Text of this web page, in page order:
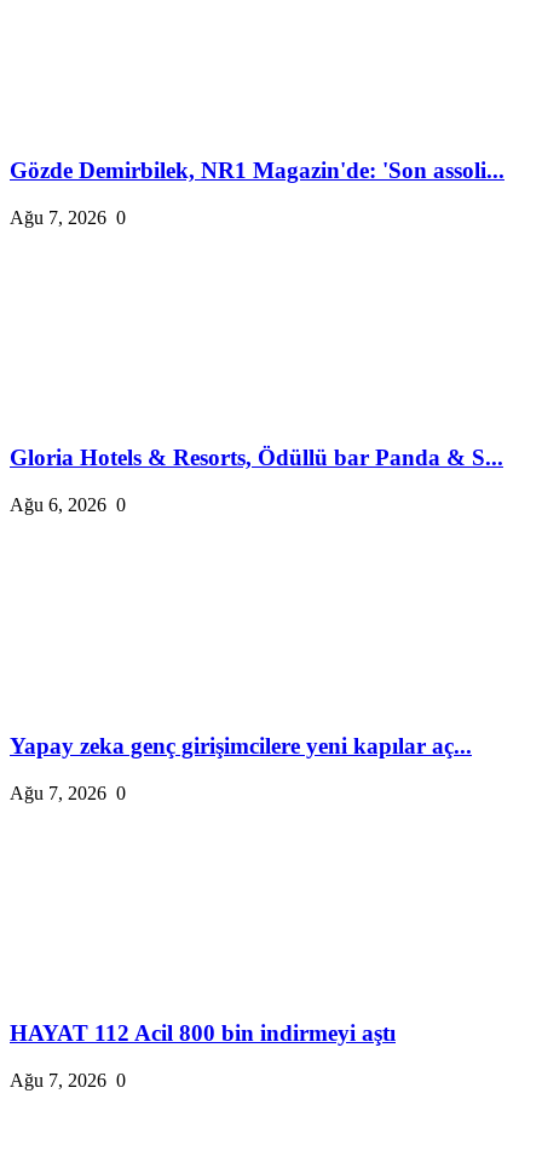
Gözde Demirbilek, NR1 Magazin'de: 'Son assoli...
Ağu 7, 2026 0
Gloria Hotels & Resorts, Ödüllü bar Panda & S...
Ağu 6, 2026 0
Yapay zeka genç girişimcilere yeni kapılar aç...
Ağu 7, 2026 0
HAYAT 112 Acil 800 bin indirmeyi aştı
Ağu 7, 2026 0